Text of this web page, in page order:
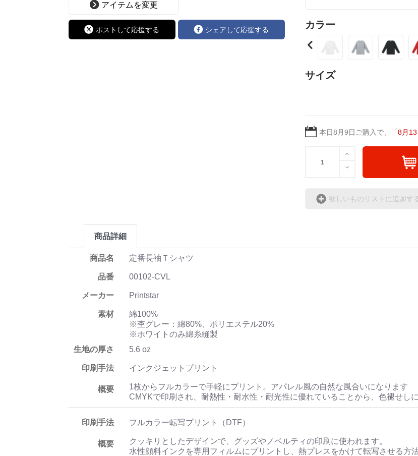
アイテムを変更
ポストして応援する シェアして応援する カラー
サイズ
本日8月9日 ご購入で、 「8月13
欲しいものリストに追加す
商品詳細
商品名 定番長袖Ｔシャツ
品番 00102-CVL
メーカー Printstar
素材
綿100%
※杢グレー：綿80%、ポリエステル20%
※ホワイトのみ綿糸縫製
生地の厚さ
5.6 oz
印刷手法 インクジェットプリント
概要
1枚からフルカラーで手軽にプリント。アパレル風の自然な風合いになります
CMYKで印刷され、耐熱性・耐水性・耐光性に優れていることから、色褪せし
印刷手法 フルカラー転写プリント（DTF）
概要
クッキリとしたデザインで、グッズやノベルティの印刷に使われます。
水性顔料インクを専用フィルムにプリントし、熱プレスをかけて転写させる方